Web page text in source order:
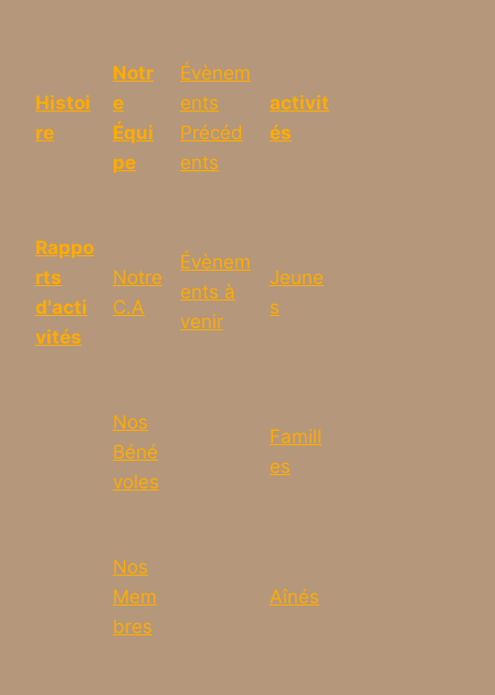
Histoi
re
Notr
e
Équi
pe
Évènem
ents
Précéd
ents
activit
és
Rappo
rts
d'acti
vités
Notre
C.A
Évènem
ents à
venir
Jeune
s
Nos
Béné
voles
Famill
es
Nos
Mem
bres
Aînés